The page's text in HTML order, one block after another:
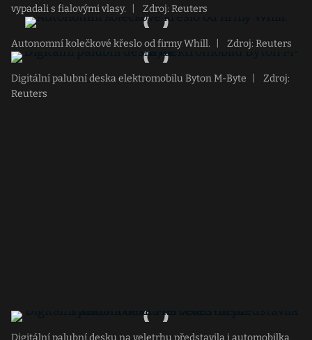
vypadali s fialovými vlasy.
Zdroj: Reuters
Autonomní kolečkové křeslo od firmy Whill. Zdroj: Reuters
Digitální palubní deska elektromobilu Byton M-Byte
Zdroj:
Reuters
Digitální palubní desku na veletrhu představila i automobilka